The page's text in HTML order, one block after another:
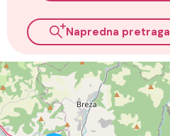
Napredna pretraga